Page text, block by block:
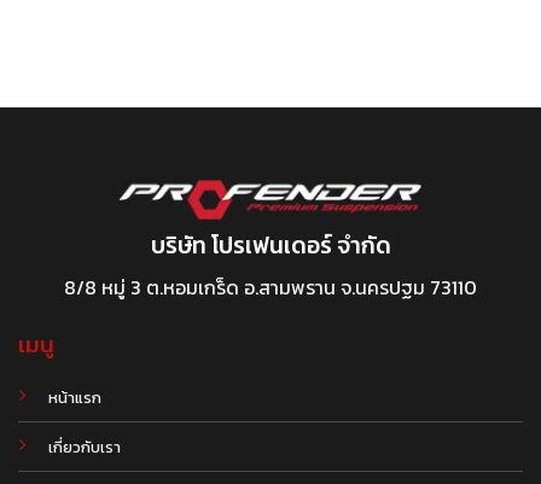
บริษัท โปรเฟนเดอร์ จำกัด
8/8 หมู่ 3 ต.หอมเกร็ด อ.สามพราน จ.นครปฐม 73110
เมนู
หน้าแรก
เกี่ยวกับเรา